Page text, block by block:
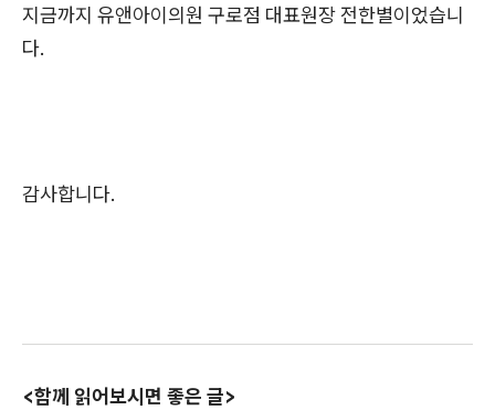
지금까지 유앤아이의원 구로점 대표원장 전한별이었습니
다.
감사합니다.
<함께 읽어보시면 좋은 글>